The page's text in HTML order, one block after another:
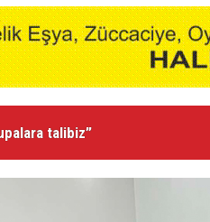
Mağusa Türk Gücü'nde